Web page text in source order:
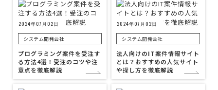
2024年07月02日
システム開発会社
プログラミング案件を受注す
る方法4選！受注のコツや注
意点を徹底解説
2024年07月02日
システム開発会社
法人向けのIT案件情報サイト
とは？おすすめの人気サイト
や探し方を徹底解説